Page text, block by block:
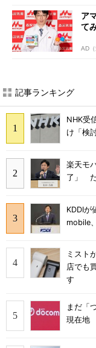
ア
て
AD（
記事ランキング
NHK受
け「検
楽天モ
了」 た
KDDIが
mobile
ミスト
店でも
す
まだ「
現在地